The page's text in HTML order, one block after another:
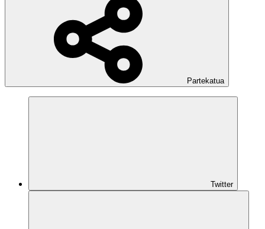
Partekatua
Twitter